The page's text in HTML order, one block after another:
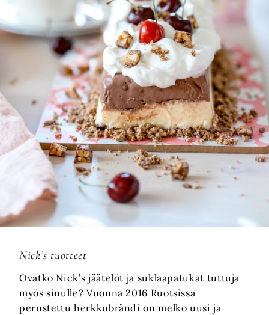
Nick’s tuotteet
Ovatko Nick’s jäätelöt ja suklaapatukat tuttuja
myös sinulle? Vuonna 2016 Ruotsissa
perustettu herkkubrändi on melko uusi ja